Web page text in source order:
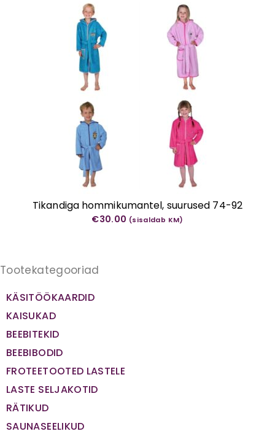
Tikandiga hommikumantel, suurused 74-92
€30.00 (sisaldab KM)
Tootekategooriad
KÄSITÖÖKAARDID
KAISUKAD
BEEBITEKID
BEEBIBODID
FROTEETOOTED LASTELE
LASTE SELJAKOTID
RÄTIKUD
SAUNASEELIKUD